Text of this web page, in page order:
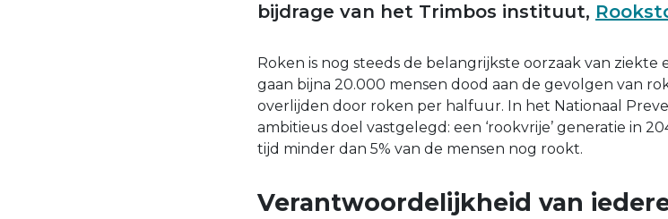
bijdrage van het Trimbos instituut,
Roken is nog steeds de belangrijkste oorzaak van ziekte
gaan bijna 20.000 mensen dood aan de gevolgen van
overlijden door roken per halfuur. In het Nationaal
ambitieus doel vastgelegd: een ‘rookvrije’ generatie in
tijd minder dan 5% van de mensen nog rookt.
Verantwoordelijkheid van